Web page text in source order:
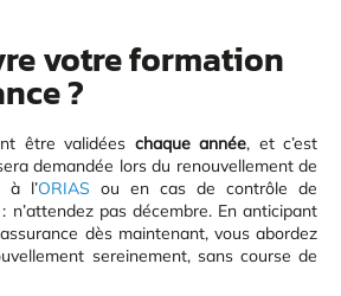
votre formation
?
être validées chaque année, et c’est
demandée lors du renouvellement de
à l’ORIAS ou en cas de contrôle de
n’attendez pas décembre. En anticipant
dès maintenant, vous abordez
sereinement, sans course de